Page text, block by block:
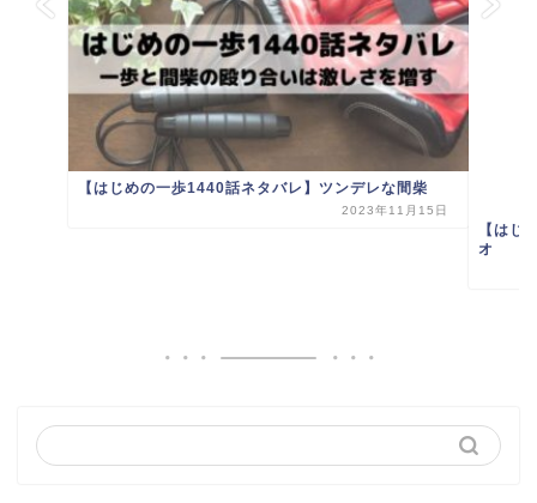
【はじめの一歩1440話ネタバレ】ツンデレな間柴
2023年11月15日
【はじ
オ